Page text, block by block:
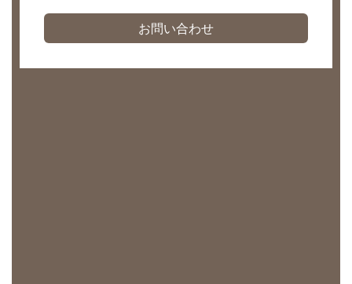
お問い合わせ